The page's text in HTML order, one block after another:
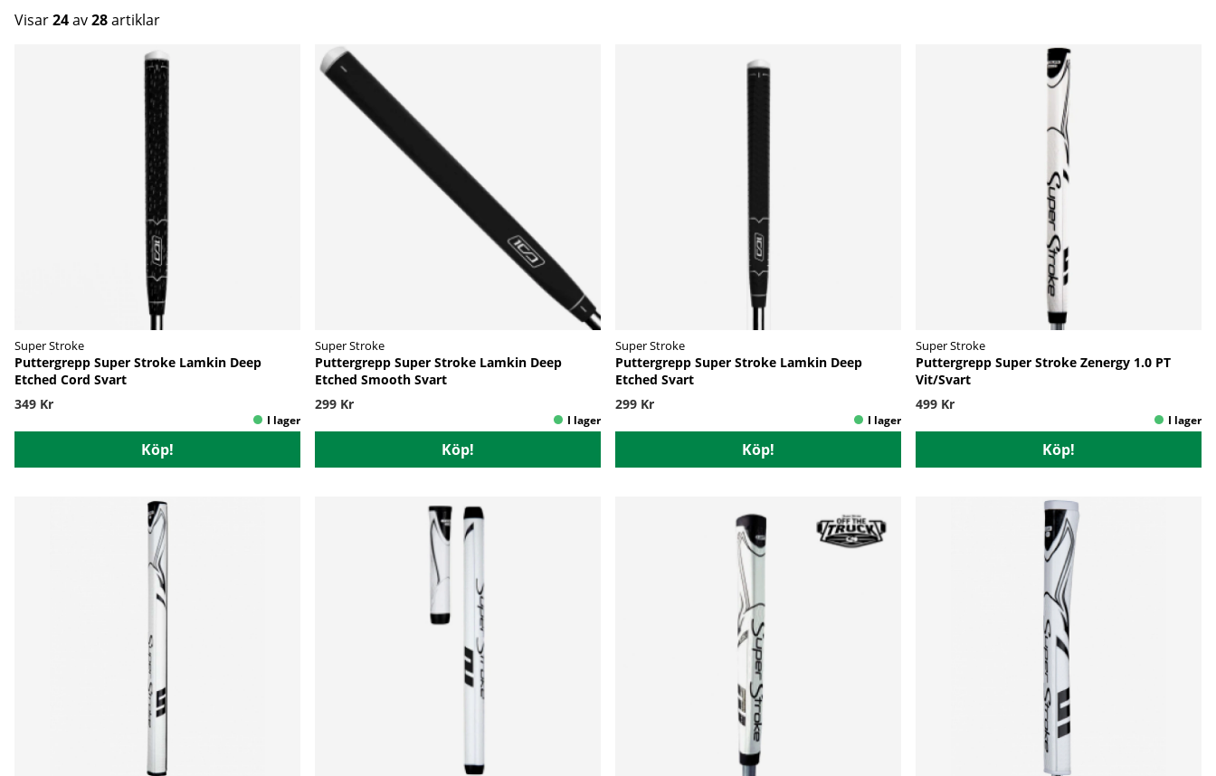
Visar24av28artiklar
Super Stroke
Puttergrepp Super Stroke Lamkin Deep
Etched Cord Svart
349 Kr
Köp!
Super Stroke
Puttergrepp Super Stroke Lamkin Deep
Etched Smooth Svart
299 Kr
Köp!
Super Stroke
Puttergrepp Super Stroke Lamkin Deep
Etched Svart
299 Kr
Köp!
Super Stroke
Puttergrepp Super Stroke Zenergy 1.0 PT
Vit/Svart
499 Kr
Köp!